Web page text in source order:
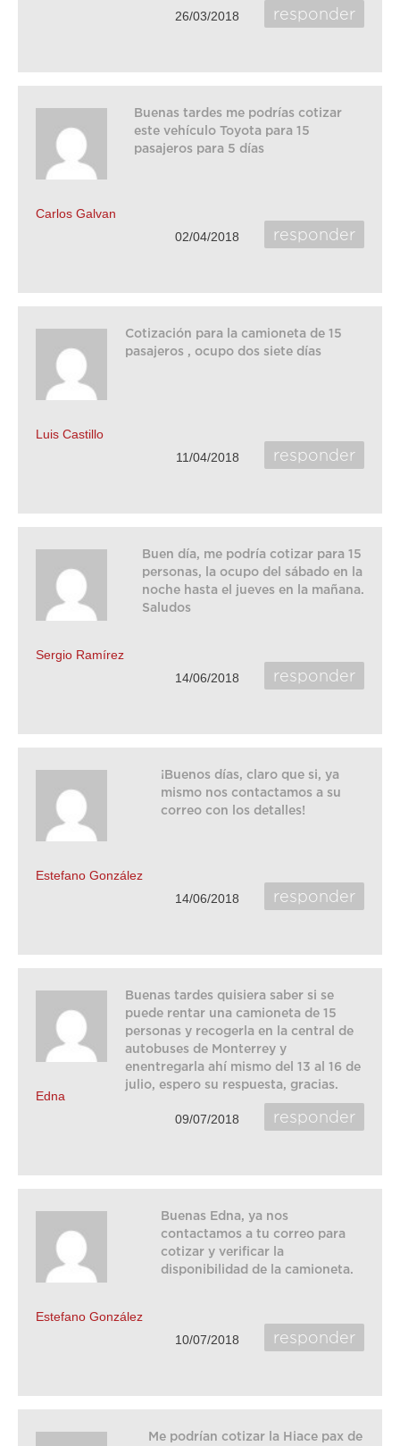
responder
26/03/2018
Carlos Galvan
Buenas tardes me podrías cotizar
este vehículo Toyota para 15
pasajeros para 5 días
responder
02/04/2018
Luis Castillo
Cotización para la camioneta de 15
pasajeros , ocupo dos siete días
responder
11/04/2018
Sergio Ramírez
Buen día, me podría cotizar para 15
personas, la ocupo del sábado en la
noche hasta el jueves en la mañana.
Saludos
responder
14/06/2018
Estefano González
¡Buenos días, claro que si, ya
mismo nos contactamos a su
correo con los detalles!
responder
14/06/2018
Edna
Buenas tardes quisiera saber si se
puede rentar una camioneta de 15
personas y recogerla en la central de
autobuses de Monterrey y
enentregarla ahí mismo del 13 al 16 de
julio, espero su respuesta, gracias.
responder
09/07/2018
Estefano González
Buenas Edna, ya nos
contactamos a tu correo para
cotizar y verificar la
disponibilidad de la camioneta.
responder
10/07/2018
Me podrían cotizar la Hiace pax de